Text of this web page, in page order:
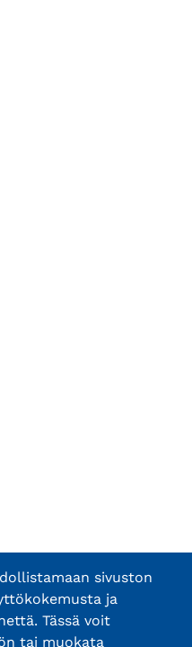
sivuston
ja
Tässä voit
tai muokata